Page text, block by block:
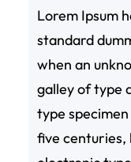
Lorem Ipsum
standard
when an
galley of type
type
five centuries,